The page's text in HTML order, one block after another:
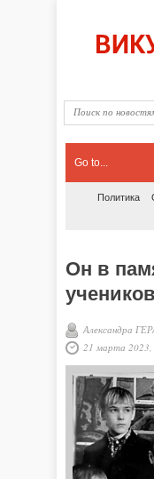
Go to...
Политика
Он в
учеников
Александра
21 марта